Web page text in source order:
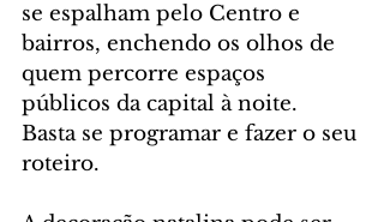
se espalham pelo Centro e
bairros, enchendo os olhos de
quem percorre espaços
públicos da capital à noite.
Basta se programar e fazer o seu
roteiro.